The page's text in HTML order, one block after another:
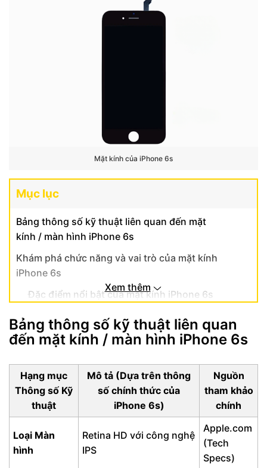
Mặt kính của iPhone 6s
Mục lục
Bảng thông số kỹ thuật liên quan đến mặt
kính / màn hình iPhone 6s
Khám phá chức năng và vai trò của mặt kính
iPhone 6s
Đặc điểm nổi bật của mặt kính iPhone 6s
Lợi ích khi sở hữu mặt kính iPhone 6s chất
lượng từ FUmobile
Xem thêm
Bảng thông số kỹ thuật liên quan
đến mặt kính / màn hình iPhone 6s
Hạng mục
Thông số Kỹ
thuật
Mô tả (Dựa trên thông
số chính thức của
iPhone 6s)
Nguồn
tham khảo
chính
Loại Màn
hình
Retina HD với công nghệ
IPS
Apple.com
(Tech
Specs)